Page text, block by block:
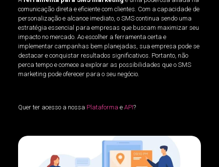
comunicação direta e eficiente com clientes. Com a capacidade de
personalização e alcance imediato, o SMS continua sendo uma
estratégia essencial para empresas que buscam maximizar seu
impacto no mercado. Ao escolher a ferramenta certa e
implementar campanhas bem planejadas, sua empresa pode se
destacar e conquistar resultados significativos. Portanto, não
perca tempo e comece a explorar as possibilidades que o SMS
marketing pode oferecer para o seu negócio.
Quer ter acesso a nossa Plataforma e API?